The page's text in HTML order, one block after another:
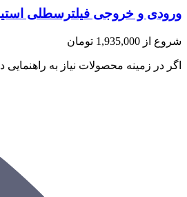
ورودی و خروجی فیلترسطلی
شروع از 1,935,000 تومان
اگر در زمینه محصولات نیاز به راهنمایی